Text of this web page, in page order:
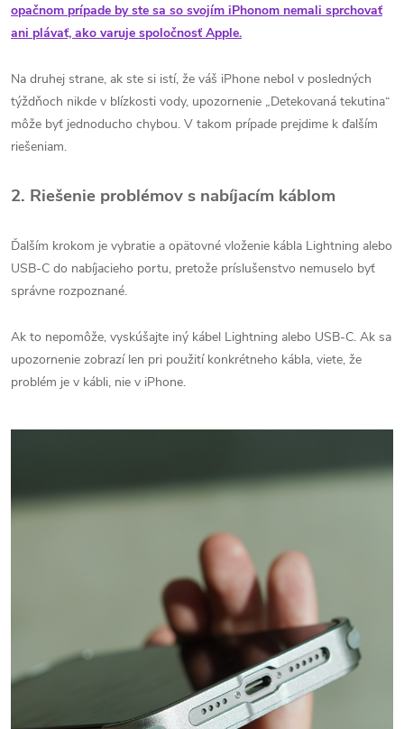
opačnom prípade by ste sa so svojím iPhonom nemali sprchovať
ani plávať, ako varuje spoločnosť Apple.
Na druhej strane, ak ste si istí, že váš iPhone nebol v posledných
týždňoch nikde v blízkosti vody, upozornenie „Detekovaná tekutina“
môže byť jednoducho chybou. V takom prípade prejdime k ďalším
riešeniam.
2. Riešenie problémov s nabíjacím káblom
Ďalším krokom je vybratie a opätovné vloženie kábla Lightning alebo
USB-C do nabíjacieho portu, pretože príslušenstvo nemuselo byť
správne rozpoznané.
Ak to nepomôže, vyskúšajte iný kábel Lightning alebo USB-C. Ak sa
upozornenie zobrazí len pri použití konkrétneho kábla, viete, že
problém je v kábli, nie v iPhone.